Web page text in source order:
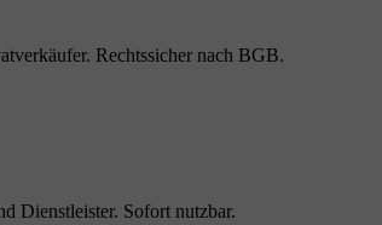
Rechtssicher nach BGB.
Dienstleister. Sofort nutzbar.